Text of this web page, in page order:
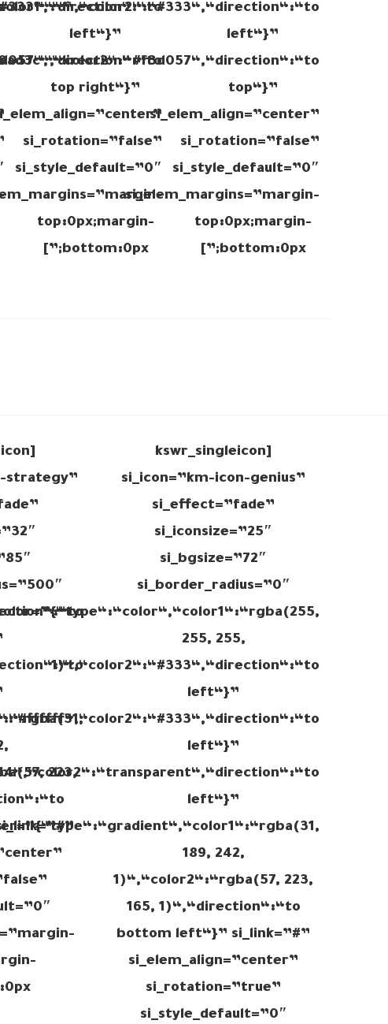
left“}”
top right“}”
si_rotation=”false”
si_style_default=”0″
top:0px;margin-
bottom:0px;”]
left“}”
top“}”
si_elem_align=”center”
si_rotation=”false”
si_style_default=”0″
si_elem_margins=”margin-
top:0px;margin-
bottom:0px;”]
strategy”
223,
[kswr_singleicon
si_icon=”km-icon-genius”
si_effect=”fade”
si_iconsize=”25″
si_bgsize=”72″
si_border_radius=”0″
255, 255,
1)“,“color2“:“#333“,“direction“:“to
left“}”
left“}”
left“}”
189, 242,
1)“,“color2“:“rgba(57, 223,
165, 1)“,“direction“:“to
bottom left“}” si_link=”#”
si_elem_align=”center”
si_rotation=”true”
si_style_default=”0″